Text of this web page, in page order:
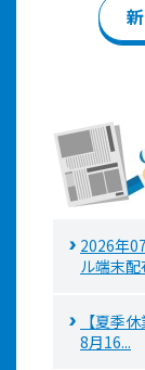
2026年
ル端末配
【夏季
8月16...